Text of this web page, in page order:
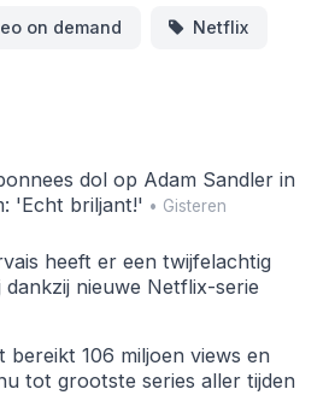
on demand Netflix
dol op Adam Sandler in
'Echt briljant!' • Gisteren
heeft er een twijfelachtig
dankzij nieuwe Netflix-serie
bereikt 106 miljoen views en
tot grootste series aller tijden